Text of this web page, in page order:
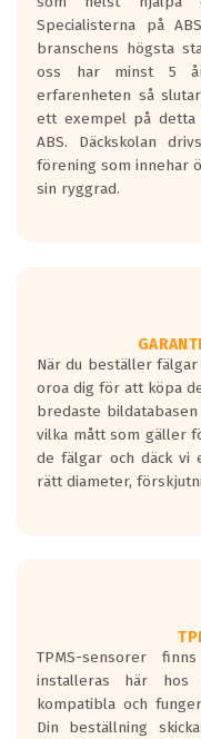
den kortaste
längsta.
Inga D eller G betyg
personbilar och lätta
Betyget sätts efter ett
skall bromsa in på en
0.5-1.5 mm vatten.
I 80km/h kommer
Vid körning i över
rullmotståndets ljud
motorljudet.
På däckmärkningen
en symbol av ett däck
bullernivå markeras
medans de vita
ett tyst däck.
regelverket som
Ett däck med två
godkända för år
Ett däck med en svart
minst tre decibel
regelverk som börjar
Specialisterna på
branschens högsta
oss har minst 5
erfarenheten så
ett exempel på detta
ABS. Däckskolan
förening som innehar
sin ryggrad.
När du beställer
oroa dig för att köpa
bredaste
vilka mått som gäller
de fälgar och däck
rätt diameter,
TPMS-sensorer
installeras här hos
kompatibla och
Din beställning